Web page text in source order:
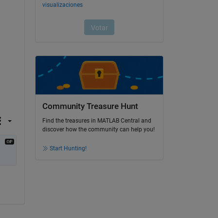
Community Treasure Hunt
Find the treasures in MATLAB Central and
discover how the community can help you!
Start Hunting!